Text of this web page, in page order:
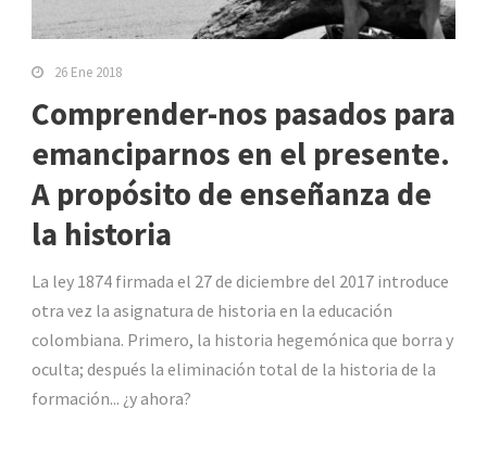
26 Ene 2018
Comprender-nos pasados para
emanciparnos en el presente.
A propósito de enseñanza de
la historia
La ley 1874 firmada el 27 de diciembre del 2017 introduce
otra vez la asignatura de historia en la educación
colombiana. Primero, la historia hegemónica que borra y
oculta; después la eliminación total de la historia de la
formación... ¿y ahora?